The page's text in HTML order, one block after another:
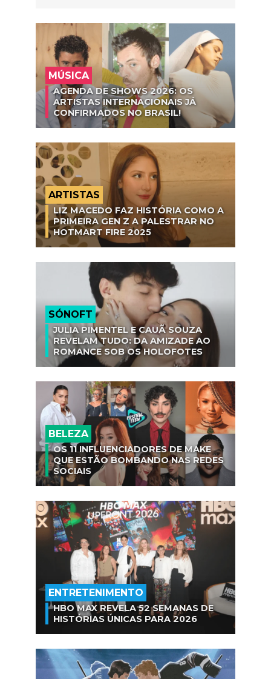
MÚSICA
AGENDA DE SHOWS 2026: OS
ARTISTAS INTERNACIONAIS JÁ
CONFIRMADOS NO BRASIL!
ARTISTAS
LIZ MACEDO FAZ HISTÓRIA COMO A
PRIMEIRA GEN Z A PALESTRAR NO
HOTMART FIRE 2025
SÓNOFT
JULIA PIMENTEL E CAUÃ SOUZA
REVELAM TUDO: DA AMIZADE AO
ROMANCE SOB OS HOLOFOTES
BELEZA
OS 11 INFLUENCIADORES DE MAKE
QUE ESTÃO BOMBANDO NAS REDES
SOCIAIS
ENTRETENIMENTO
HBO MAX REVELA 52 SEMANAS DE
HISTÓRIAS ÚNICAS PARA 2026